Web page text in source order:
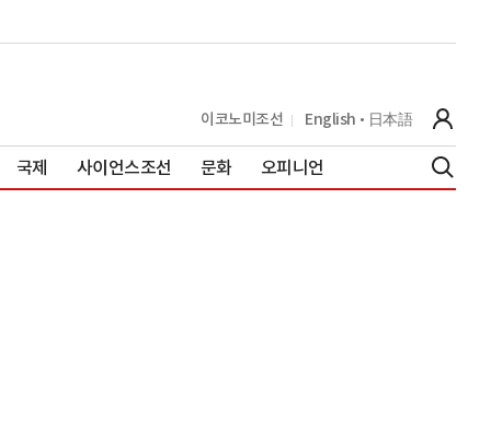
이코노미조선 English 日本語
국제 사이언스조선 문화 오피니언